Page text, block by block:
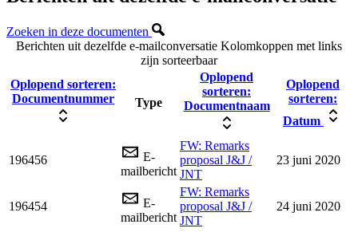
Zoeken in deze documenten
Berichten uit dezelfde e-mailconversatie Kolomkoppen met links
zijn sorteerbaar
Oplopend sorteren:
Documentnummer
Type
Oplopend
sorteren:
Documentnaam
Oplopend
sorteren:
Datum
196456
E-
mailbericht
FW: Remarks
proposal J&J /
JNT
23 juni 2020
196454
E-
mailbericht
FW: Remarks
proposal J&J /
JNT
24 juni 2020